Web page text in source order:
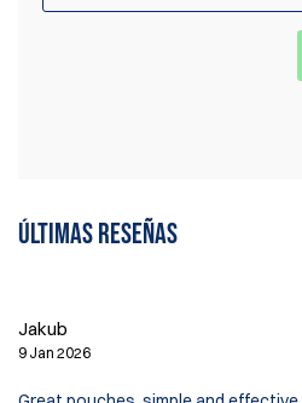
Últimas reseñas
Jakub
9 Jan 2026